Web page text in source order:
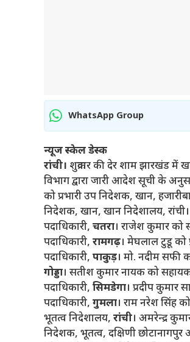
WhatsApp Group
न्यूज स्केल डेस्क
रांची। शुक्रवार की देर शाम झारखंड में
विभाग द्वारा जारी आदेश सूची के
को प्रभारी उप निदेशक, खान,
निदेशक, खान, खान निदेशालय,
पदाधिकारी, चतरा। राजेश कुमार को
पदाधिकारी, रामगढ़। मेघलाल टुडू को
पदाधिकारी, पाकुड़। मो. नदीम सफी
गोड्डा। सतीश कुमार नायक को
पदाधिकारी, सिमडेगा। प्रदीप कुमार
पदाधिकारी, गुमला। राम नरेश सिंह
भूतत्व निदेशालय, रांची। अमरेन्द्र
निदेशक, भूतत्व, दक्षिणी